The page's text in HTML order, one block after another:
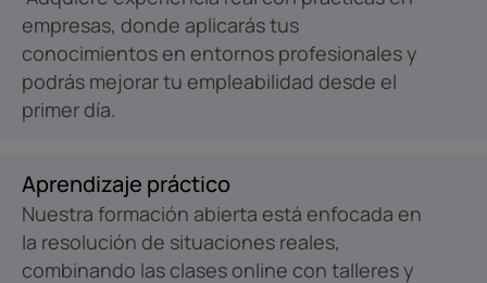
empresas, donde aplicarás tus
conocimientos en entornos profesionales y
podrás mejorar tu empleabilidad desde el
primer día.
Aprendizaje práctico
Nuestra formación abierta está enfocada en
la resolución de situaciones reales,
combinando las clases online con talleres y